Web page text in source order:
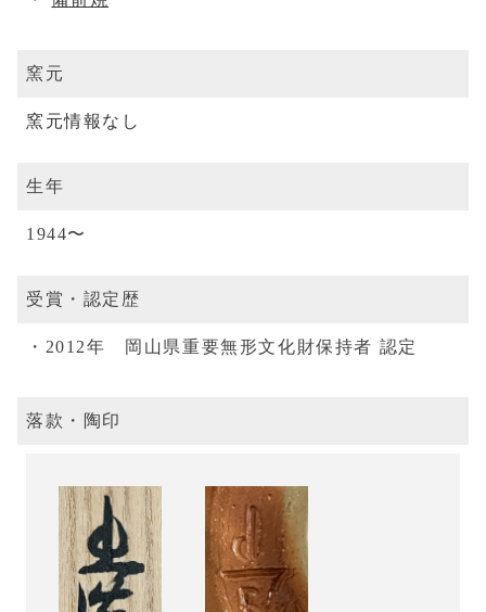
窯元
窯元情報なし
生年
1944〜
受賞・認定歴
2012年 岡山県重要無形文化財保持者 認定
落款・陶印